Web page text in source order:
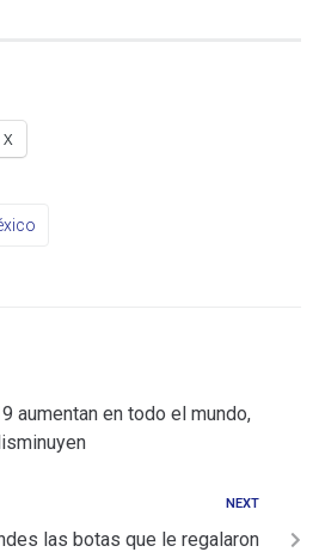
X
aumentan en todo el mundo,
NEXT
las botas que le regalaron